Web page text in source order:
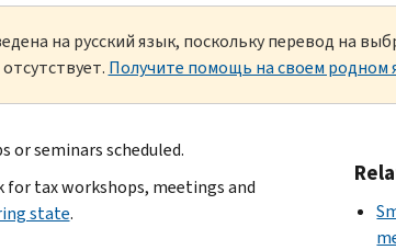
на русский язык, поскольку перевод на
Получите помощь на своем родном
or seminars scheduled.
for tax workshops, meetings and
state.